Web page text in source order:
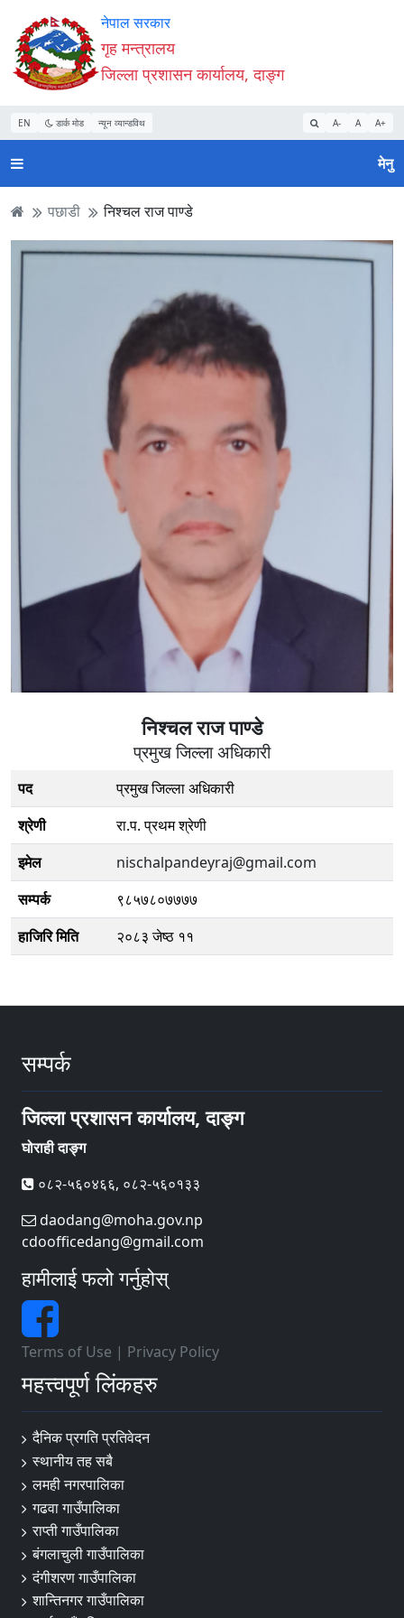
Accessibility
Mode
सुरु
गर्नुहोस्
सामाग्री
पढ्नुहाेस्
नेभिगेसन
पढ्नुहाेस्
वेबसाइट
खोजमा
जानुहोस्
नेपाल सरकार
गृह मन्त्रालय
जिल्ला प्रशासन कार्यालय, दाङ्ग
EN डार्क मोड न्यून व्यान्डविथ A- A A+
मेनु
पछाडी निश्चल राज पाण्डे
निश्चल राज पाण्डे
प्रमुख जिल्ला अधिकारी
पद
प्रमुख जिल्ला अधिकारी
श्रेणी
रा.प. प्रथम श्रेणी
इमेल
nischalpandeyraj@gmail.com
सम्पर्क
९८५७८०७७७७
हाजिरि मिति
२०८३ जेष्ठ ११
सम्पर्क
जिल्ला प्रशासन कार्यालय, दाङ्ग
घोराही दाङ्ग
०८२-५६०४६६, ०८२-५६०१३३
daodang@moha.gov.np
cdoofficedang@gmail.com
हामीलाई फलो गर्नुहोस्
Terms of Use | Privacy Policy
महत्त्वपूर्ण लिंकहरु
दैनिक प्रगति प्रतिवेदन
स्थानीय तह सबै
लमही नगरपालिका
गढवा गाउँपालिका
राप्ती गाउँपालिका
बंगलाचुली गाउँपालिका
दंगीशरण गाउँपालिका
शान्तिनगर गाउँपालिका